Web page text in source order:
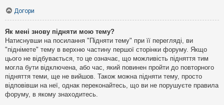
Догори
Як мені знову підняти мою тему?
Натиснувши на посилання "Підняти тему" при її перегляді, ви
"піднімете" тему в верхню частину першої сторінки форуму. Якщо
цього не відбувається, то це означає, що можливість підняття тим
могла бути відключена, або час, який повинен пройти до повторного
підняття теми, ще не вийшов. Також можна підняти тему, просто
відповівши на неї, однак переконайтесь, що ви не порушуєте правила
форуму, в якому знаходитесь.